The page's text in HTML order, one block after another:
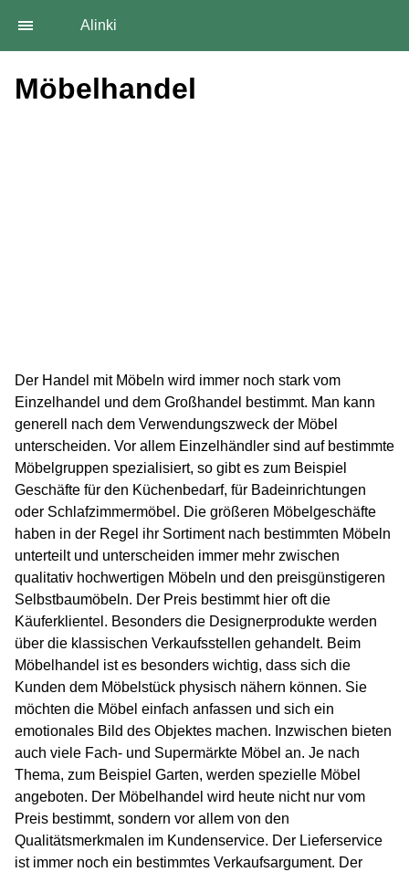
Alinki
Möbelhandel
Der Handel mit Möbeln wird immer noch stark vom
Einzelhandel und dem Großhandel bestimmt. Man kann
generell nach dem Verwendungszweck der Möbel
unterscheiden. Vor allem Einzelhändler sind auf bestimmte
Möbelgruppen spezialisiert, so gibt es zum Beispiel
Geschäfte für den Küchenbedarf, für Badeinrichtungen
oder Schlafzimmermöbel. Die größeren Möbelgeschäfte
haben in der Regel ihr Sortiment nach bestimmten Möbeln
unterteilt und unterscheiden immer mehr zwischen
qualitativ hochwertigen Möbeln und den preisgünstigeren
Selbstbaumöbeln. Der Preis bestimmt hier oft die
Käuferklientel. Besonders die Designerprodukte werden
über die klassischen Verkaufsstellen gehandelt. Beim
Möbelhandel ist es besonders wichtig, dass sich die
Kunden dem Möbelstück physisch nähern können. Sie
möchten die Möbel einfach anfassen und sich ein
emotionales Bild des Objektes machen. Inzwischen bieten
auch viele Fach- und Supermärkte Möbel an. Je nach
Thema, zum Beispiel Garten, werden spezielle Möbel
angeboten. Der Möbelhandel wird heute nicht nur vom
Preis bestimmt, sondern vor allem von den
Qualitätsmerkmalen im Kundenservice. Der Lieferservice
ist immer noch ein bestimmtes Verkaufsargument. Der